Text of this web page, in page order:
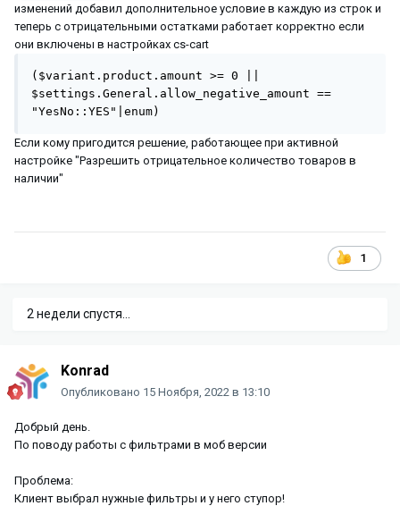
изменений добавил дополнительное условие в каждую из строк и
теперь с отрицательными остатками работает корректно если
они включены в настройках cs-cart
($variant.product.amount >= 0 ||
$settings.General.allow_negative_amount ==
"YesNo::YES"|enum)
Если кому пригодится решение, работающее при активной
настройке "Разрешить отрицательное количество товаров в
наличии"
1
2 недели спустя...
Konrad
Опубликовано 15 Ноября, 2022 в 13:10
Добрый день.
По поводу работы с фильтрами в моб версии
Проблема:
Клиент выбрал нужные фильтры и у него ступор!